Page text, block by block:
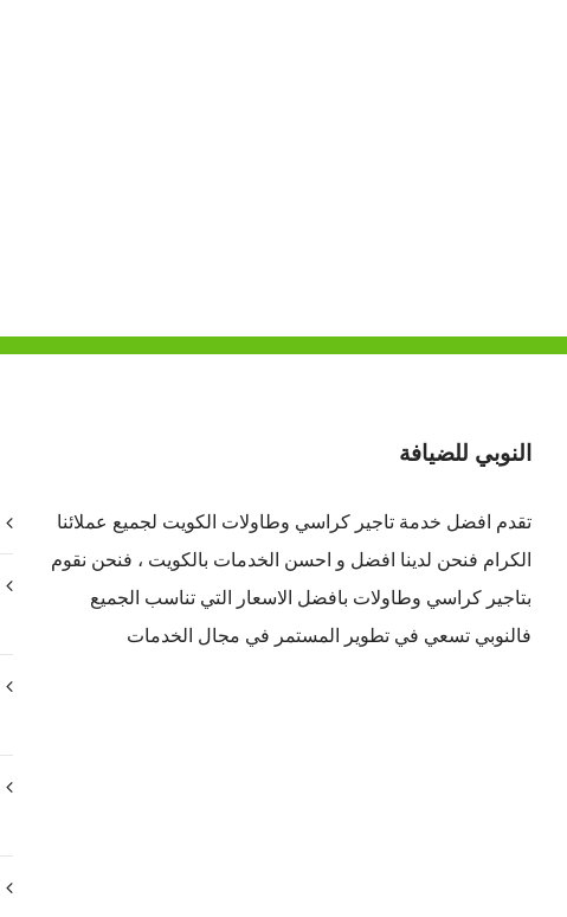
النوبي للضيافة
تقدم افضل خدمة تاجير كراسي وطاولات الكويت لجميع عملائنا
الكرام فنحن لدينا افضل و احسن الخدمات بالكويت ، فنحن نقوم
بتاجير كراسي وطاولات بافضل الاسعار التي تناسب الجميع
فالنوبي تسعي في تطوير المستمر في مجال الخدمات